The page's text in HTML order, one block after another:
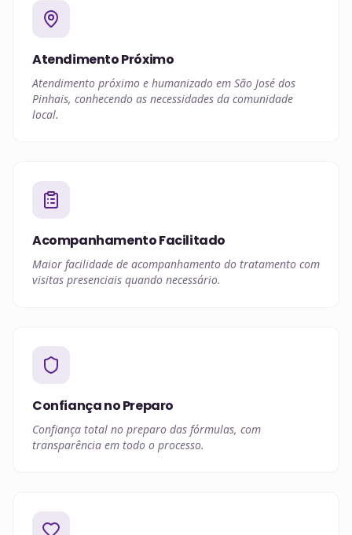
Atendimento Próximo
Atendimento próximo e humanizado em São José dos
Pinhais, conhecendo as necessidades da comunidade
local.
Acompanhamento Facilitado
Maior facilidade de acompanhamento do tratamento com
visitas presenciais quando necessário.
Confiança no Preparo
Confiança total no preparo das fórmulas, com
transparência em todo o processo.